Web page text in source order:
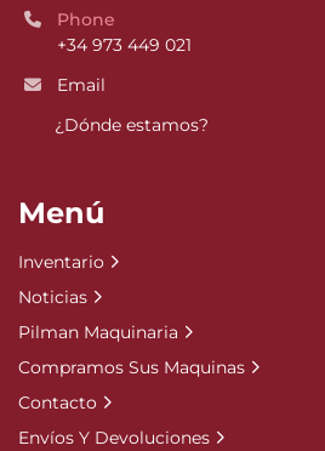
Phone
+34 973 449 021
Email
¿Dónde estamos?
Menú
Inventario
Noticias
Pilman Maquinaria
Compramos Sus Maquinas
Contacto
Envíos Y Devoluciones